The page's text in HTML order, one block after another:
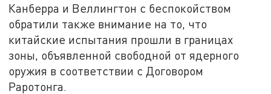
Канберра и Веллингтон с беспокойством
обратили также внимание на то, что
китайские испытания прошли в границах
зоны, объявленной свободной от ядерного
оружия в соответствии с Договором
Раротонга.